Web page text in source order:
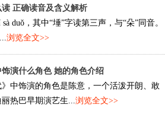
正确读音及含义解析
duǒ，其中“埵”字读第三声，与“朵”同音。
浏览全文>>
演什么角色 她的角色介绍
中饰演的角色是陈意，一个活泼开朗、敢
热巴早期演艺生... 浏览全文>>